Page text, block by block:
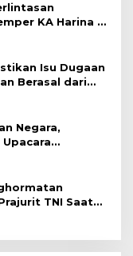
KA Harina di
Semarang
Isu Dugaan
Berasal dari
Negara,
TNI Saat
Soekarno-